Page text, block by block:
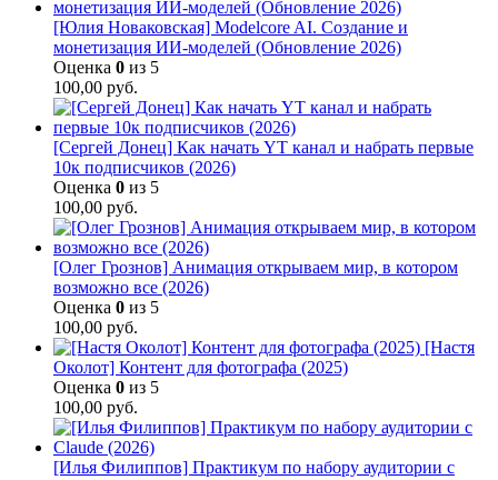
[Юлия Новаковская] Modelcore AI. Создание и
монетизация ИИ-моделей (Обновление 2026)
Оценка 0 из 5
100,00 руб.
[Сергей Донец] Как начать YT канал и набрать первые
10к подписчиков (2026)
Оценка 0 из 5
100,00 руб.
[Олег Грознов] Анимация открываем мир, в котором
возможно все (2026)
Оценка 0 из 5
100,00 руб.
[Настя
Околот] Контент для фотографа (2025)
Оценка 0 из 5
100,00 руб.
[Илья Филиппов] Практикум по набору аудитории с